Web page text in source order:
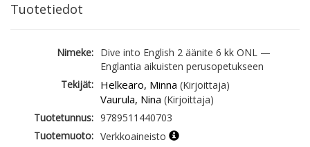
Tuotetiedot
Nimeke: Dive into English 2 äänite 6 kk ONL —
Englantia aikuisten perusopetukseen
Tekijät: Helkearo, Minna (Kirjoittaja)
Vaurula, Nina (Kirjoittaja)
Tuotetunnus: 9789511440703
Tuotemuoto: Verkkoaineisto